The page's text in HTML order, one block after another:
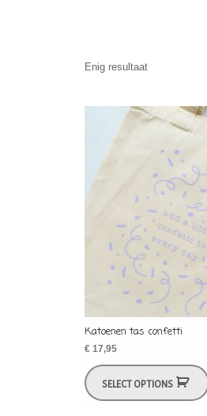
Enig resultaat
Katoenen tas confetti
€17,95
SELECT OPTIONS